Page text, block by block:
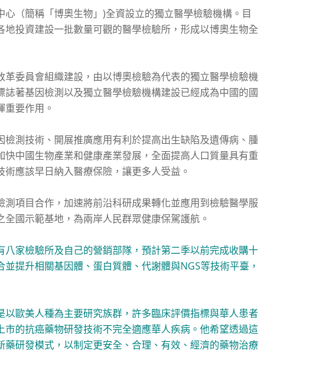
（簡稱「博奧生物」)全資設立的獨立醫學檢驗機構。目
投資建設一批數量可觀的醫學檢驗所，形成以博奧生物全
革委員會組織建設，由以博奧檢驗為代表的獨立醫學檢驗機
著基因檢測以及獨立醫學檢驗機構建設已經成為中國的國
要作用。
測技術、開展推廣應用有利於提高出生缺陷及遺傳病、腫
中國生物產業和健康產業發展，全面提高人口質量具有重
應該早日納入醫療保險，讓更多人受益。
項目合作，加速將前沿科研成果轉化並應用到檢驗醫學服
國示範基地，為兩岸人民群眾健康保駕護航。
家檢驗所及自己的營銷部隊，預計第二季以前完成收購十
提升相關基因體、蛋白質體、代謝體與NGS等技術平臺，
歐美人種為主要研究族群，許多臨床評價指標與華人患者
的抗癌藥物研發技術不完全適應華人疾病。他希望透過這
研發模式，以制定更安全、合理、有效、經濟的藥物治療